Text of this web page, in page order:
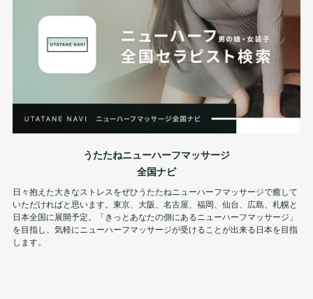
うたたねニューハーフマッサージ
全国ナビ
日々抱えた大きなストレスをぜひうたたねニューハーフマッサージで癒して
いただければと思います。東京、大阪、名古屋、福岡、仙台、広島、札幌と
日本全国に展開予定。「きっとあなたの側にあるニューハーフマッサージ」
を目指し、気軽にニューハーフマッサージが受けることが出来る日本を目指
します。